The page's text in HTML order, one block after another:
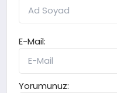
E-Mail:
Yorumunuz: